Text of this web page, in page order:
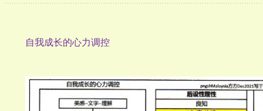
自我成长的心力调控